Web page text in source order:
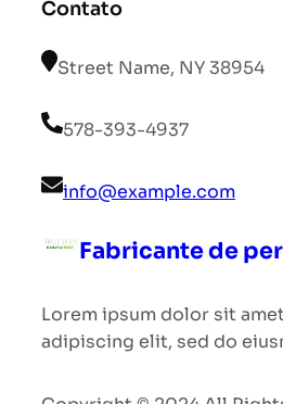
Contato
Street Name, NY 38954
578-393-4937
info@example.com
Fabricante de
Lorem ipsum dolor sit
adipiscing elit, sed do